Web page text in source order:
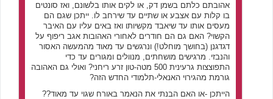
אהובתם כלתם בשמן דק, או לקים אותו בלשונם, ואז סונטים
בו קלות עם אצבע או שתיים עד שירחב לו. ייתכן שגם הם
מעסים אותו עד שיאבד מקשיותו ואז באים עליו עם האיבר
הקשוי? האם גם הם חודרים לאחורי האהובות אגב ריפוף על
דגדגנן (בחושך מוחלט!) ונרגשים עד מאוד מהמעשה האסור
והנבזי. מרגישים מושחתים, מנוולים ומגורים עד כדי
התפוצצות גרעינית 500 מטה-טון זרע ריחני? ואולי גם האהובה
גורמת מהגירוי האנאלי-תלמודי החדש הזה?
הייתכן -או האם הבנתי את הנאמר באורח שגוי עד מאוד??